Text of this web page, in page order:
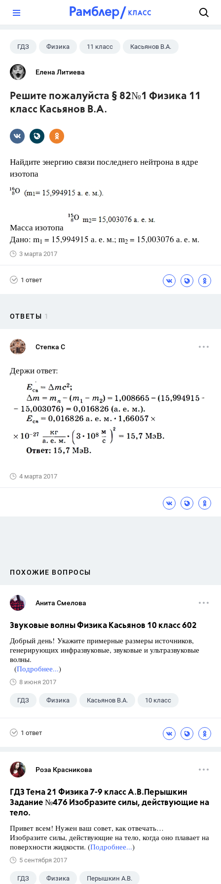
ГДЗ Физика 11 класс Касьянов В.А.
Елена Литиева
Решите пожалуйста § 82№1 Физика 11
класс Касьянов В.А.
Найдите энергию связи последнего нейтрона в ядре
изотопа
Масса изотопа
Дано: m1 = 15,994915 а. е. м.; m2 = 15,003076 а. е. м.
3 марта 2017
1 ответ
ОТВЕТЫ 1
Степка С
Держи ответ:
4 марта 2017
ПОХОЖИЕ ВОПРОСЫ
Анита Смелова
Звуковые волны Физика Касьянов 10 класс 602
Добрый день! Укажите примерные размеры источников,
генерирующих инфразвуковые, звуковые и ультразвуковые
волны.
(Подробнее...)
8 июня 2017
ГДЗ Физика Касьянов В.А. 10 класс
1 ответ
Роза Красникова
ГДЗ Тема 21 Физика 7-9 класс А.В.Перышкин
Задание №476 Изобразите силы, действующие на
тело.
Привет всем! Нужен ваш совет, как отвечать…
Изобразите силы, действующие на тело, когда оно плавает на
поверхности жидкости. (Подробнее...)
5 сентября 2017
ГДЗ Физика Перышкин А.В.